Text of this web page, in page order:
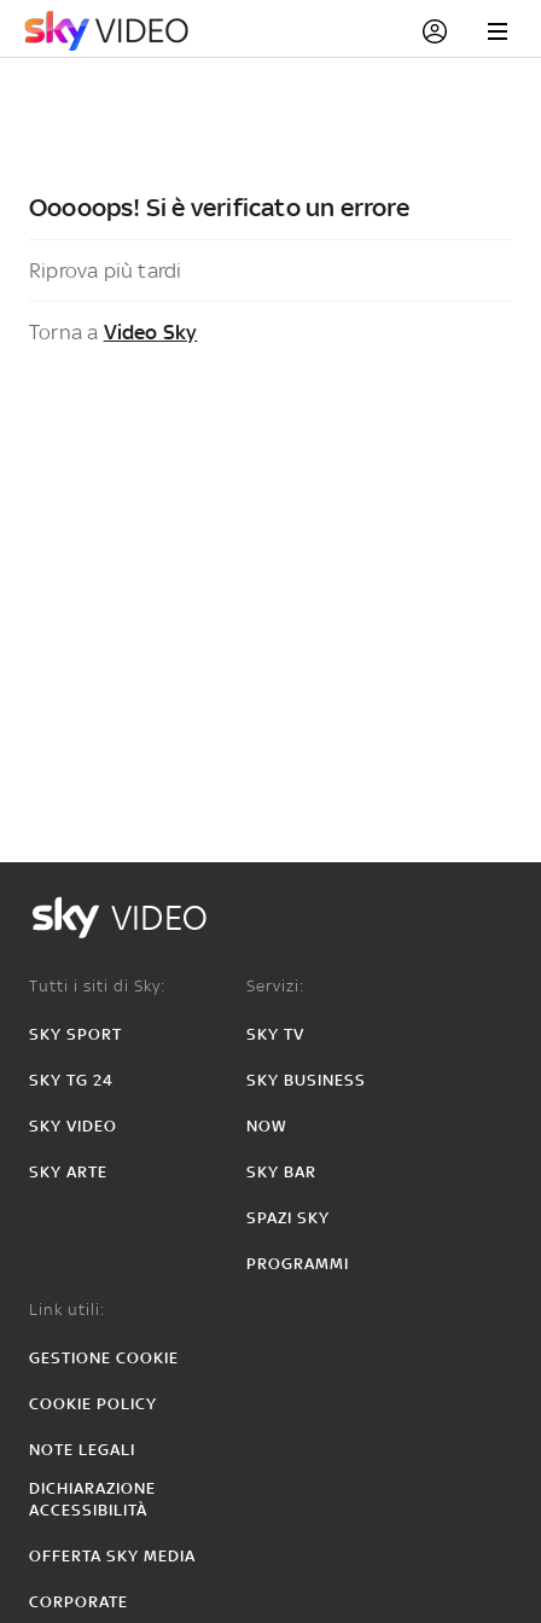
Ooooops! Si è verificato un errore
Riprova più tardi
Torna a Video Sky
VIDEO
Tutti i siti di Sky:
SKY SPORT
SKY TG 24
SKY VIDEO
SKY ARTE
Servizi:
SKY TV
SKY BUSINESS
NOW
SKY BAR
SPAZI SKY
PROGRAMMI
Link utili:
GESTIONE COOKIE
COOKIE POLICY
NOTE LEGALI
DICHIARAZIONE
ACCESSIBILITÀ
OFFERTA SKY MEDIA
CORPORATE